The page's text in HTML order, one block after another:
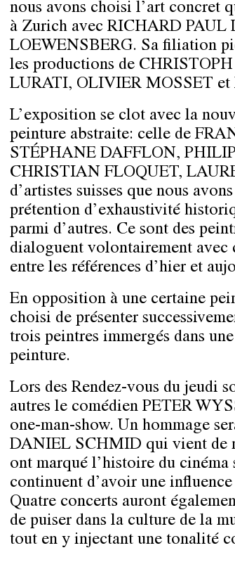
nous avons choisi l’art concret
à Zurich avec RICHARD PAUL
LOEWENSBERG. Sa filiation
les productions de
LURATI, OLIVIER MOSSET et
L’exposition se clot avec la
peinture abstraite: celle de
STÉPHANE DAFFLON,
CHRISTIAN FLOQUET,
d’artistes suisses que nous
prétention d’exhaustivité
parmi d’autres. Ce sont des
dialoguent volontairement avec
entre les références d’hier et
En opposition à une certaine
choisi de présenter
trois peintres immergés dans
peinture.
Lors des Rendez-vous du jeudi
autres le comédien PETER
one-man-show. Un hommage
DANIEL SCHMID qui vient de
ont marqué l’histoire du cinéma
continuent d’avoir une
Quatre concerts auront
de puiser dans la culture de la
tout en y injectant une tonalité